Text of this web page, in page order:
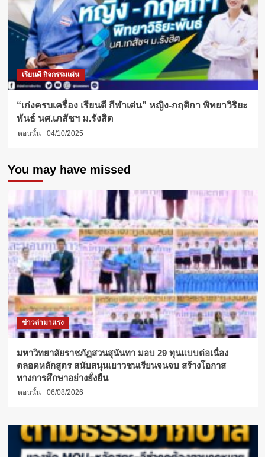
เรียนดี กิจกรรมเด่น
“เก่งครบเครื่อง เรียนดี กีฬาเด่น” หญิง-กฤติกา พิทยาวิริยะ
พันธ์ นศ.เภสัชฯ ม.รังสิต
ตอนนั้น 04/10/2025
You may have missed
ข่าวล่ามาแรง
มหาวิทยาลัยราชภัฏสวนสุนันทา มอบ 29 ทุนแบบต่อเนื่อง
ตลอดหลักสูตร สนับสนุนเยาวชนเรียนจนจบ สร้างโอกาส
ทางการศึกษาอย่างยั่งยืน
ตอนนั้น 06/08/2026